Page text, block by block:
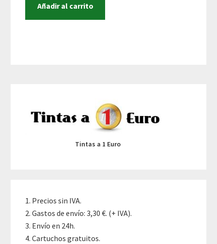
Añadir al carrito
Sidebar
Tintas a 1 Euro
Precios sin IVA.
Gastos de envío: 3,30 €. (+ IVA).
Envío en 24h.
Cartuchos gratuitos.